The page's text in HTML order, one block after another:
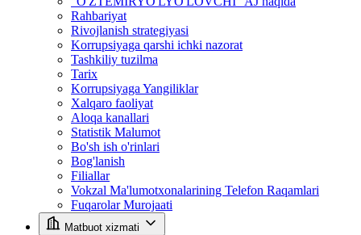
Rahbariyat
Rivojlanish strategiyasi
Korrupsiyaga qarshi ichki nazorat
Tashkiliy tuzilma
Tarix
Korrupsiyaga Yangiliklar
Xalqaro faoliyat
Aloqa kanallari
Statistik Malumot
Bo'sh ish o'rinlari
Bog'lanish
Filiallar
Vokzal Ma'lumotxonalarining Telefon Raqamlari
Fuqarolar Murojaati
Matbuot xizmati